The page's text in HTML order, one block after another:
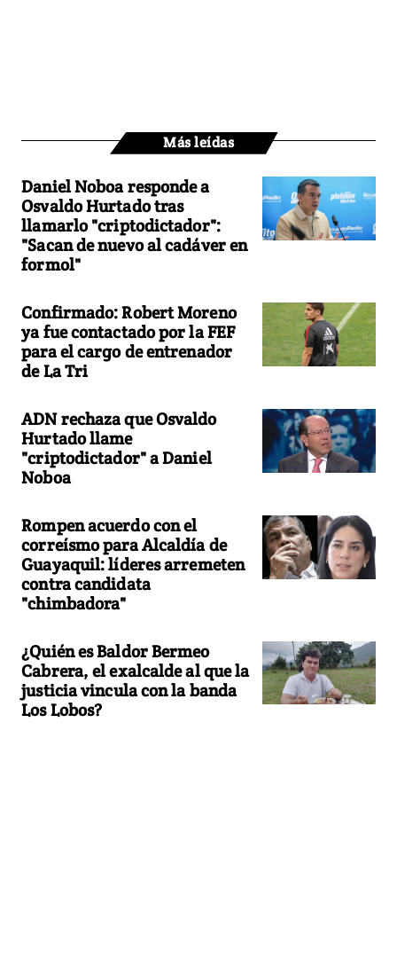
Más leídas
Daniel Noboa responde a
Osvaldo Hurtado tras
llamarlo "criptodictador":
"Sacan de nuevo al cadáver en
formol"
Confirmado: Robert Moreno
ya fue contactado por la FEF
para el cargo de entrenador
de La Tri
ADN rechaza que Osvaldo
Hurtado llame
"criptodictador" a Daniel
Noboa
Rompen acuerdo con el
correísmo para Alcaldía de
Guayaquil: líderes arremeten
contra candidata
"chimbadora"
¿Quién es Baldor Bermeo
Cabrera, el exalcalde al que la
justicia vincula con la banda
Los Lobos?